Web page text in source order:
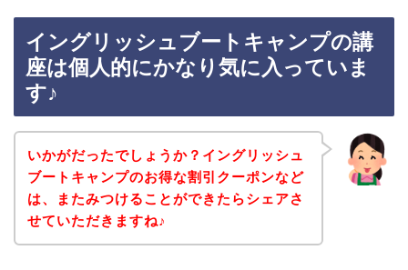
イングリッシュブートキャンプの講
座は個人的にかなり気に入っていま
す♪
いかがだったでしょうか？イングリッシュ
ブートキャンプのお得な割引クーポンなど
は、またみつけることができたらシェアさ
せていただきますね♪